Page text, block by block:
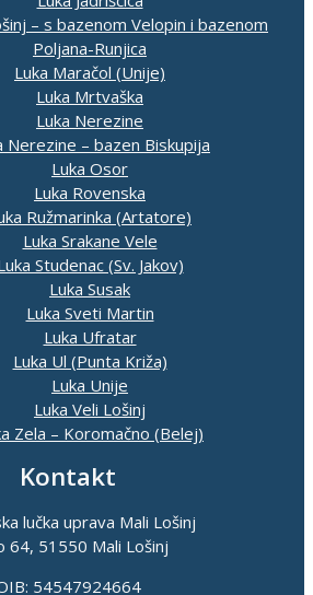
– s bazenom Velopin i bazenom
Poljana-Runjica
Luka Maračol (Unije)
Luka Mrtvaška
Luka Nerezine
Nerezine – bazen Biskupija
Luka Osor
Luka Rovenska
Ružmarinka (Artatore)
Luka Srakane Vele
Studenac (Sv. Jakov)
Luka Susak
Luka Sveti Martin
Luka Ufratar
Luka Ul (Punta Križa)
Luka Unije
Luka Veli Lošinj
Zela – Koromačno (Belej)
Kontakt
lučka uprava Mali Lošinj
64, 51550 Mali Lošinj
54547924664